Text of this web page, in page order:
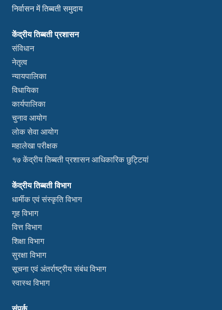
निर्वासन में तिब्बती समुदाय
केंद्रीय तिब्बती प्रशासन
संविधान
नेतृत्व
न्यायपालिका
विधायिका
कार्यपालिका
चुनाव आयोग
लोक सेवा आयोग
महालेखा परीक्षक
१७ केंद्रीय तिब्बती प्रशासन आधिकारिक छुट्टियां
केंद्रीय तिब्बती विभाग
धार्मीक एवं संस्कृति विभाग
गृह विभाग
वित्त विभाग
शिक्षा विभाग
सुरक्षा विभाग
सूचना एवं अंतर्राष्ट्रीय संबंध विभाग
स्वास्थ विभाग